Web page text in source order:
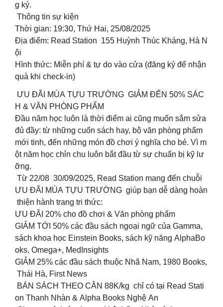
g ký.
Thông tin sự kiện
Thời gian: 19:30, Thứ Hai, 25/08/2025
Địa điểm: Read Station 155 Huỳnh Thúc Kháng, Hà N
ội
Hình thức: Miễn phí & tự do vào cửa (đăng ký để nhận
quà khi check-in)
ƯU ĐÃI MÙA TỰU TRƯỜNG GIẢM ĐẾN 50% SÁC
H & VĂN PHÒNG PHẨM
Đầu năm học luôn là thời điểm ai cũng muốn sắm sửa
đủ đầy: từ những cuốn sách hay, bộ văn phòng phẩm
mới tinh, đến những món đồ chơi ý nghĩa cho bé. Vì m
ột năm học chỉn chu luôn bắt đầu từ sự chuẩn bị kỹ lư
ỡng.
Từ 22/08 30/09/2025, Read Station mang đến chuỗi
ƯU ĐÃI MÙA TỰU TRƯỜNG giúp bạn dễ dàng hoàn
thiện hành trang tri thức:
ƯU ĐÃI 20% cho đồ chơi & Văn phòng phẩm
GIẢM TỚI 50% các đầu sách ngoại ngữ của Gamma,
sách khoa học Einstein Books, sách kỹ năng AlphaBo
oks, Omega+, MedInsights
GIẢM 25% các đầu sách thuộc Nhã Nam, 1980 Books,
Thái Hà, First News
BÁN SÁCH THEO CÂN 88K/kg chỉ có tại Read Stati
on Thanh Nhàn & Alpha Books Nghệ An